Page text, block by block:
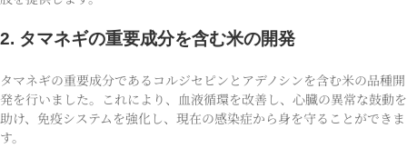
2. タマネギの重要成分を含む米の開発
タマネギの重要成分であるコルジセピンとアデノシンを含む米の品種開
発を行いました。これにより、血液循環を改善し、心臓の異常な鼓動を
助け、免疫システムを強化し、現在の感染症から身を守ることができま
す。